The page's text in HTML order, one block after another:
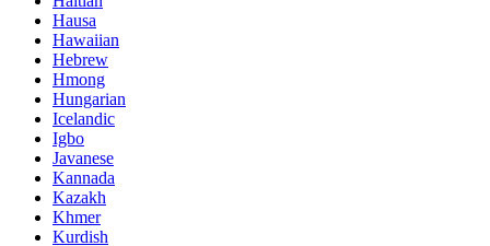
Hausa
Hawaiian
Hebrew
Hmong
Hungarian
Icelandic
Igbo
Javanese
Kannada
Kazakh
Khmer
Kurdish